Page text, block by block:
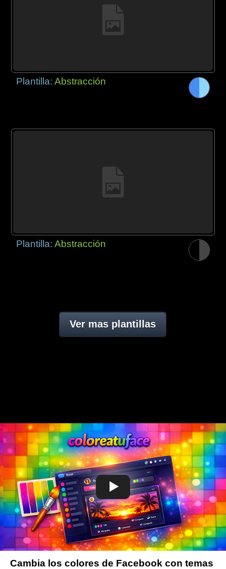
Plantilla:Abstracción
Plantilla:Abstracción
Ver mas plantillas
Cambia los colores de Facebook con temas